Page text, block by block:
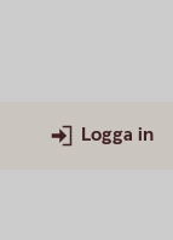
Logga in